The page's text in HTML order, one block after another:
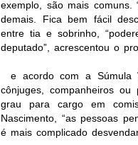
exemplo, são mais comuns.
demais. Fica bem fácil
entre tia e sobrinho,
deputado”, acrescentou o
e acordo com a Súmula
cônjuges, companheiros
grau para cargo em
Nascimento, “as pessoas
é mais complicado